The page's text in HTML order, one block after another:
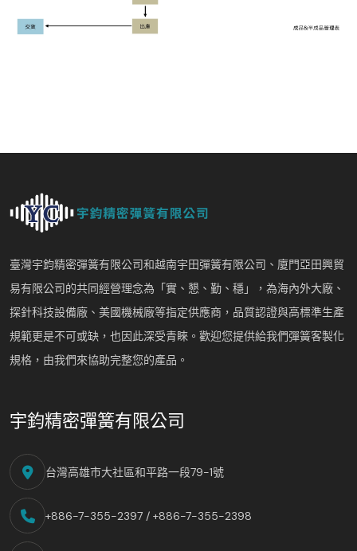
臺灣宇鈞精密彈簧有限公司和越南宇田彈簧有限公司、廈門亞田興貿
易有限公司的共同經營理念為「實、懇、勤、穩」，為海內外大廠、
探針科技設備廠、美國機械廠等指定供應商，品質認證與高標準生產
規範更是不可或缺，也因此深受青睞。歡迎您提供給我們彈簧客製化
規格，由我們來協助完整您的產品。
宇鈞精密彈簧有限公司
台灣高雄市大社區和平路一段79-1號
+886-7-355-2397 / +886-7-355-2398